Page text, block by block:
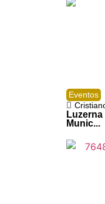
Eventos
Munic...